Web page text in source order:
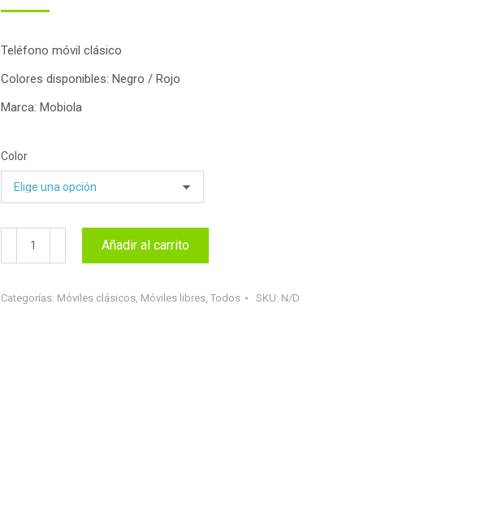
Teléfono móvil clásico
Colores disponibles: Negro / Rojo
Marca: Mobiola
Color
Añadir al carrito
Categorías: Móviles clásicos, Móviles libres, Todos SKU: N/D